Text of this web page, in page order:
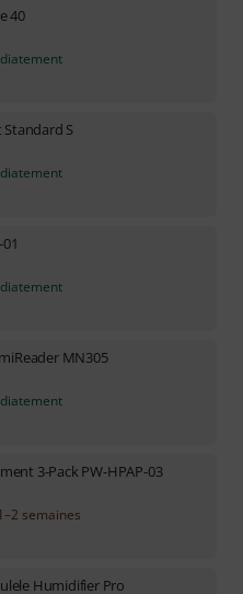
40
Standard S
MN305
3-Pack PW-HPAP-03
semaines
Humidifier Pro